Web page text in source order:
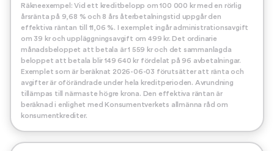
Räkneexempel: Vid ett kreditbelopp om 100 000 kr med en rörlig
årsränta på 9,68 % och 8 års återbetalningstid uppgår den
effektiva räntan till 11,06 %. I exemplet ingår administrationsavgift
om 39 kr och uppläggningsavgift om 499 kr. Det ordinarie
månadsbeloppet att betala är 1 559 kr och det sammanlagda
beloppet att betala blir 149 640 kr fördelat på 96 avbetalningar.
Exemplet som är beräknat 2026-06-03 förutsätter att ränta och
avgifter är oförändrade under hela kreditperioden. Avrundning
tillämpas till närmaste högre krona. Den effektiva räntan är
beräknad i enlighet med Konsumentverkets allmänna råd om
konsumentkrediter.